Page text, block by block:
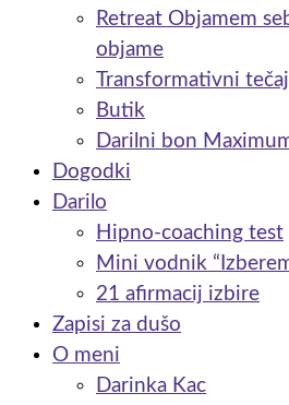
Retreat Objamem
objame
Transformativni
Butik
Darilni bon
Dogodki
Darilo
Hipno-coaching test
Mini vodnik
21 afirmacij izbire
Zapisi za dušo
O meni
Darinka Kac